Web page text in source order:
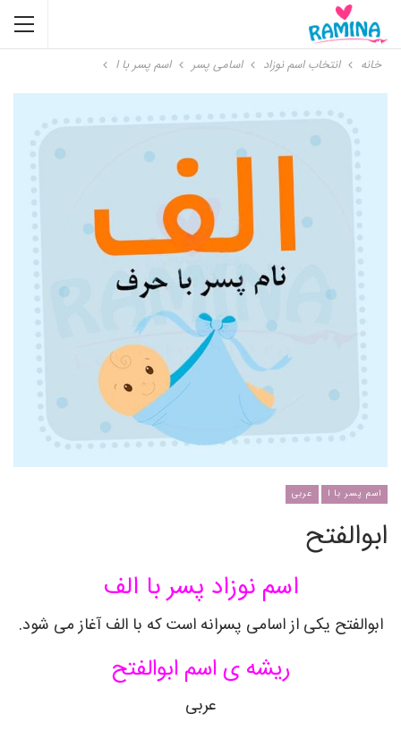
خانه انتخاب اسم نوزاد اسامی پسر اسم پسر با ا
اسم پسر با ا عربی
ابوالفتح
اسم نوزاد پسر با الف
ابوالفتح یکی از اسامی پسرانه است که با الف آغاز می شود.
ریشه ی اسم ابوالفتح
عربی